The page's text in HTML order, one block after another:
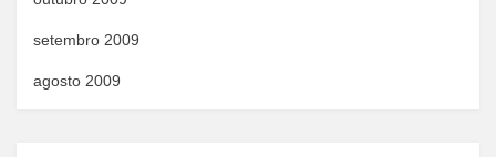
setembro 2009
agosto 2009